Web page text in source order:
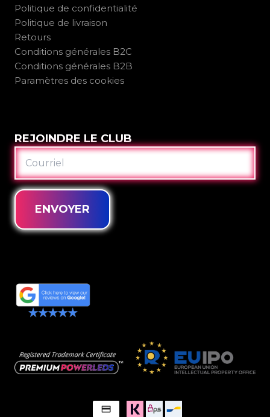
Politique de confidentialité
Politique de livraison
Retours
Conditions générales B2C
Conditions générales B2B
Paramètres des cookies
REJOINDRE LE CLUB
COURRIEL
ENVOYER